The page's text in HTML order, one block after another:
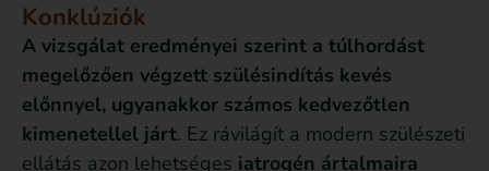
Konklúziók
A vizsgálat eredményei szerint a túlhordást
megelőzően végzett szülésindítás kevés
előnnyel, ugyanakkor számos kedvezőtlen
kimenetellel járt. Ez rávilágít a modern szülészeti
ellátás azon lehetséges iatrogén ártalmaira